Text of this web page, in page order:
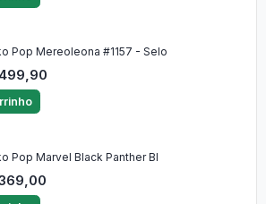
Pop Mereoleona #1157 - Selo
Pop Marvel Black Panther Bl